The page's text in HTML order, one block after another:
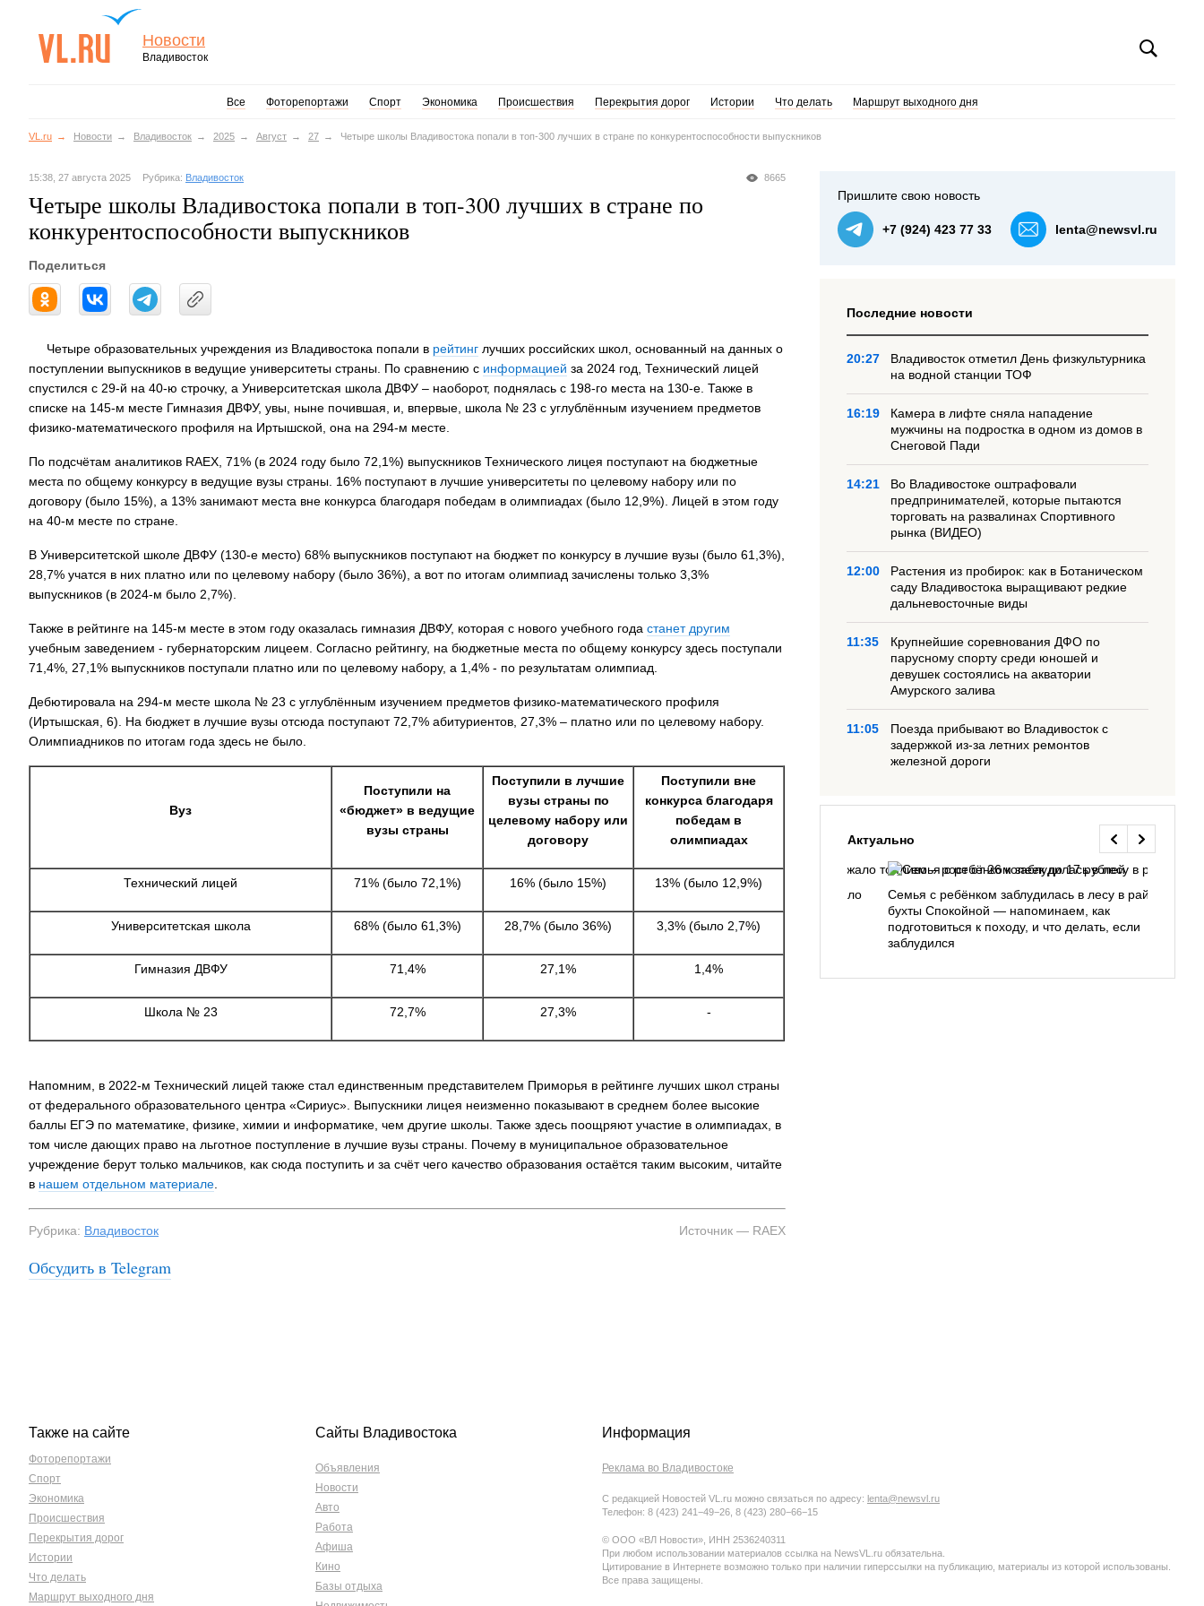
Новости
Владивосток
Все Фоторепортажи Спорт Экономика Происшествия Перекрытия дорог Истории Что делать Маршрут выходного дня
VL.ru Новости Владивосток 2025 Август 27 Четыре школы Владивостока попали в топ-300 лучших в стране по конкурентоспособности выпускников
8665
15:38, 27 августа 2025 Рубрика: Владивосток
Четыре школы Владивостока попали в топ-300 лучших в стране по
конкурентоспособности выпускников
Поделиться
Четыре образовательных учреждения из Владивостока попали в рейтинг лучших российских школ, основанный на данных о
поступлении выпускников в ведущие университеты страны. По сравнению с информацией за 2024 год, Технический лицей
спустился с 29-й на 40-ю строчку, а Университетская школа ДВФУ – наоборот, поднялась с 198-го места на 130-е. Также в
списке на 145-м месте Гимназия ДВФУ, увы, ныне почившая, и, впервые, школа № 23 с углублённым изучением предметов
физико-математического профиля на Иртышской, она на 294-м месте.
По подсчётам аналитиков RAEX, 71% (в 2024 году было 72,1%) выпускников Технического лицея поступают на бюджетные
места по общему конкурсу в ведущие вузы страны. 16% поступают в лучшие университеты по целевому набору или по
договору (было 15%), а 13% занимают места вне конкурса благодаря победам в олимпиадах (было 12,9%). Лицей в этом году
на 40-м месте по стране.
В Университетской школе ДВФУ (130-е место) 68% выпускников поступают на бюджет по конкурсу в лучшие вузы (было 61,3%),
28,7% учатся в них платно или по целевому набору (было 36%), а вот по итогам олимпиад зачислены только 3,3%
выпускников (в 2024-м было 2,7%).
Также в рейтинге на 145-м месте в этом году оказалась гимназия ДВФУ, которая с нового учебного года станет другим
учебным заведением - губернаторским лицеем. Согласно рейтингу, на бюджетные места по общему конкурсу здесь поступали
71,4%, 27,1% выпускников поступали платно или по целевому набору, а 1,4% - по результатам олимпиад.
Дебютировала на 294-м месте школа № 23 с углублённым изучением предметов физико-математического профиля
(Иртышская, 6). На бюджет в лучшие вузы отсюда поступают 72,7% абитуриентов, 27,3% – платно или по целевому набору.
Олимпиадников по итогам года здесь не было.
Вуз
Поступили на
«бюджет» в ведущие
вузы страны
Поступили в лучшие
вузы страны по
целевому набору или
договору
Поступили вне
конкурса благодаря
победам в
олимпиадах
Технический лицей 71% (было 72,1%) 16% (было 15%) 13% (было 12,9%)
Университетская школа 68% (было 61,3%) 28,7% (было 36%) 3,3% (было 2,7%)
Гимназия ДВФУ 71,4% 27,1% 1,4%
Школа № 23 72,7% 27,3% -
Напомним, в 2022-м Технический лицей также стал единственным представителем Приморья в рейтинге лучших школ страны
от федерального образовательного центра «Сириус». Выпускники лицея неизменно показывают в среднем более высокие
баллы ЕГЭ по математике, физике, химии и информатике, чем другие школы. Также здесь поощряют участие в олимпиадах, в
том числе дающих право на льготное поступление в лучшие вузы страны. Почему в муниципальное образовательное
учреждение берут только мальчиков, как сюда поступить и за счёт чего качество образования остаётся таким высоким, читайте
в нашем отдельном материале
Рубрика: Владивосток Источник — RAEX
Обсудить в Telegram
Пришлите свою новость
+7 (924) 423 77 33 lenta@newsvl.ru
Последние новости
20:27
Владивосток отметил День физкультурника
на водной станции ТОФ
16:19
Камера в лифте сняла нападение
мужчины на подростка в одном из домов в
Снеговой Пади
14:21
Во Владивостоке оштрафовали
предпринимателей, которые пытаются
торговать на развалинах Спортивного
рынка (ВИДЕО)
12:00
Растения из пробирок: как в Ботаническом
саду Владивостока выращивают редкие
дальневосточные виды
11:35
Крупнейшие соревнования ДФО по
парусному спорту среди юношей и
девушек состоялись на акватории
Амурского залива
11:05
Поезда прибывают во Владивосток с
задержкой из-за летних ремонтов
железной дороги
Актуально
На заправках Владивостока снова подорожало
топливо – рост от 26 копеек до 17 рублей
Семья с ребёнком заблудилась в лесу в районе
бухты Спокойной — напоминаем, как
подготовиться к походу, и что делать, если
заблудился
Также на сайте
Фоторепортажи
Спорт
Экономика
Происшествия
Перекрытия дорог
Истории
Что делать
Маршрут выходного дня
Сайты Владивостока
Объявления
Новости
Авто
Работа
Афиша
Кино
Базы отдыха
Информация
Реклама во Владивостоке
С редакцией Новостей VL.ru можно связаться по адресу: lenta@newsvl.ru
Телефон: 8 (423) 241−49−26, 8 (423) 280−66−15
© ООО «ВЛ Новости», ИНН 2536240311
При любом использовании материалов ссылка на NewsVL.ru обязательна.
Цитирование в Интернете возможно только при наличии гиперссылки на публикацию, материалы из которой использованы.
Все права защищены.